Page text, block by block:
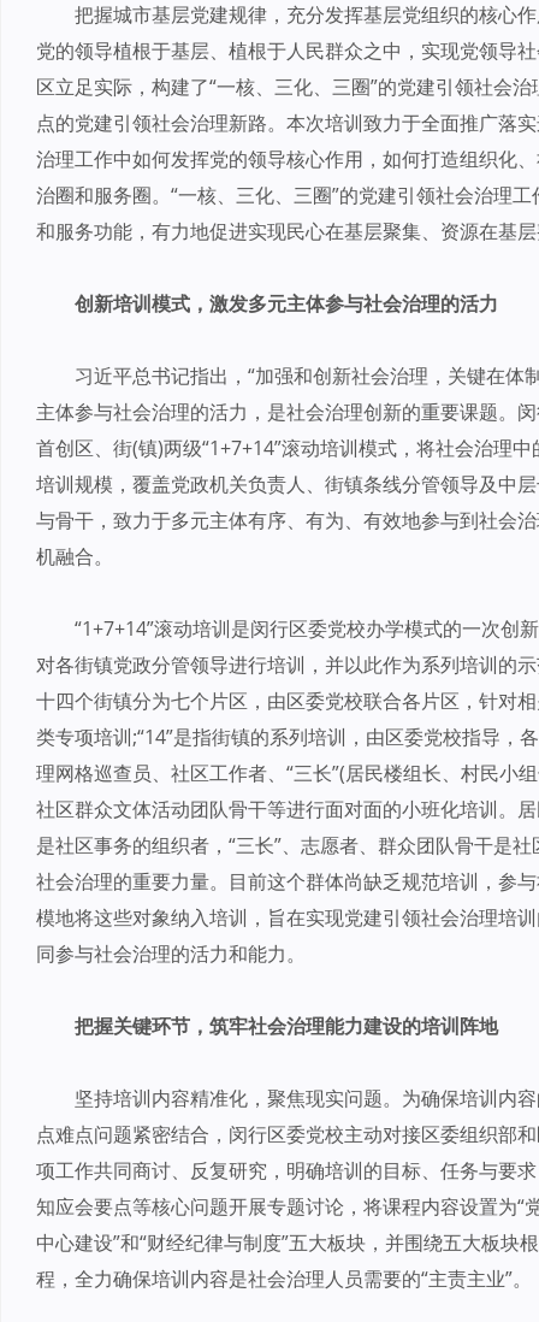
把握城市基层党建规律，充分发挥基层党组织的核心
党的领导植根于基层、植根于人民群众之中，实现党领导
区立足实际，构建了“一核、三化、三圈”的党建引领社会
点的党建引领社会治理新路。本次培训致力于全面推广落
治理工作中如何发挥党的领导核心作用，如何打造组织化
治圈和服务圈。“一核、三化、三圈”的党建引领社会治理
和服务功能，有力地促进实现民心在基层聚集、资源在基
创新培训模式，激发多元主体参与社会治理的活力
习近平总书记指出，“加强和创新社会治理，关键在
主体参与社会治理的活力，是社会治理创新的重要课题。
首创区、街(镇)两级“1+7+14”滚动培训模式，将社会治理
培训规模，覆盖党政机关负责人、街镇条线分管领导及中
与骨干，致力于多元主体有序、有为、有效地参与到社会
机融合。
“1+7+14”滚动培训是闵行区委党校办学模式的一次创
对各街镇党政分管领导进行培训，并以此作为系列培训的
十四个街镇分为七个片区，由区委党校联合各片区，针对
类专项培训;“14”是指街镇的系列培训，由区委党校指导，
理网格巡查员、社区工作者、“三长”(居民楼组长、村民小
社区群众文体活动团队骨干等进行面对面的小班化培训。
是社区事务的组织者，“三长”、志愿者、群众团队骨干是
社会治理的重要力量。目前这个群体尚缺乏规范培训，参
模地将这些对象纳入培训，旨在实现党建引领社会治理培
同参与社会治理的活力和能力。
把握关键环节，筑牢社会治理能力建设的培训阵地
坚持培训内容精准化，聚焦现实问题。为确保培训内
点难点问题紧密结合，闵行区委党校主动对接区委组织部
项工作共同商讨、反复研究，明确培训的目标、任务与要
知应会要点等核心问题开展专题讨论，将课程内容设置为“
中心建设”和“财经纪律与制度”五大板块，并围绕五大板块
程，全力确保培训内容是社会治理人员需要的“主责主业”。